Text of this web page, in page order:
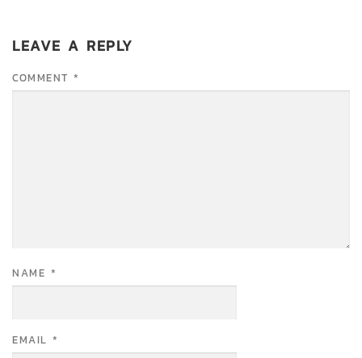
LEAVE A REPLY
COMMENT *
NAME *
EMAIL *